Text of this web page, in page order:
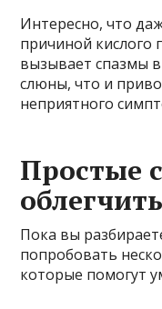
Интересно, что
причиной кислого
вызывает спазмы
слюны, что и
неприятного
Простые
Пока вы
попробовать
которые помогут